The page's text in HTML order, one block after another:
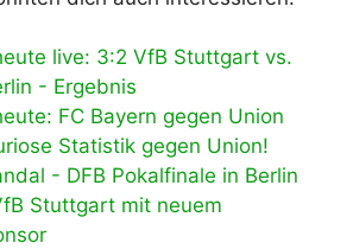
live: 3:2 VfB Stuttgart vs.
- Ergebnis
FC Bayern gegen Union
Statistik gegen Union!
- DFB Pokalfinale in Berlin
Stuttgart mit neuem